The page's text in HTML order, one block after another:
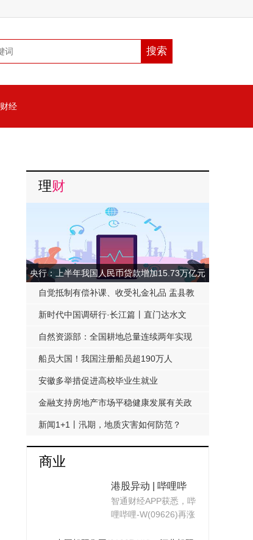
财经
理财
央行：上半年我国人民币贷款增加15.73万亿元
自觉抵制有偿补课、收受礼金礼品 盂县教
科局发布《工作提醒函》
新时代中国调研行·长江篇丨直门达水文
站：从靠人力蹲点到监测自动化
自然资源部：全国耕地总量连续两年实现
净增加
船员大国！我国注册船员超190万人
安徽多举措促进高校毕业生就业
金融支持房地产市场平稳健康发展有关政
策延期至明年底
新闻1+1丨汛期，地质灾害如何防范？
商业
港股异动 | 哔哩哔
哩-W(09626)再涨近
9% 公司近期宣布3
智通财经APP获悉，哔
哩哔哩-W(09626)再涨